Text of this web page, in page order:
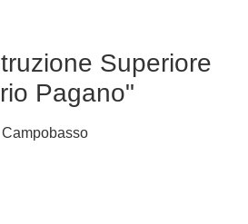
Superiore
Pagano"
Campobasso